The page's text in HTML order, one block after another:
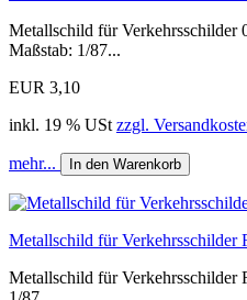
Metallschild für Verkehrsschilder
Maßstab: 1/87...
EUR 3,10
inkl. 19 % USt zzgl.
mehr... In den Warenkorb
Metallschild für Verkehrsschilder
Metallschild für